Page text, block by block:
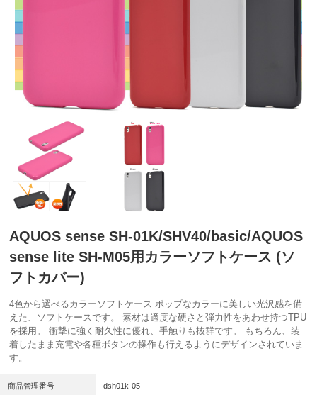
AQUOS sense SH-01K/SHV40/basic/AQUOS
sense lite SH-M05用カラーソフトケース (ソ
フトカバー)
4色から選べるカラーソフトケース ポップなカラーに美しい光沢感を備
えた、ソフトケースです。 素材は適度な硬さと弾力性をあわせ持つTPU
を採用。 衝撃に強く耐久性に優れ、手触りも抜群です。 もちろん、装
着したまま充電や各種ボタンの操作も行えるようにデザインされていま
す。
商品管理番号 dsh01k-05